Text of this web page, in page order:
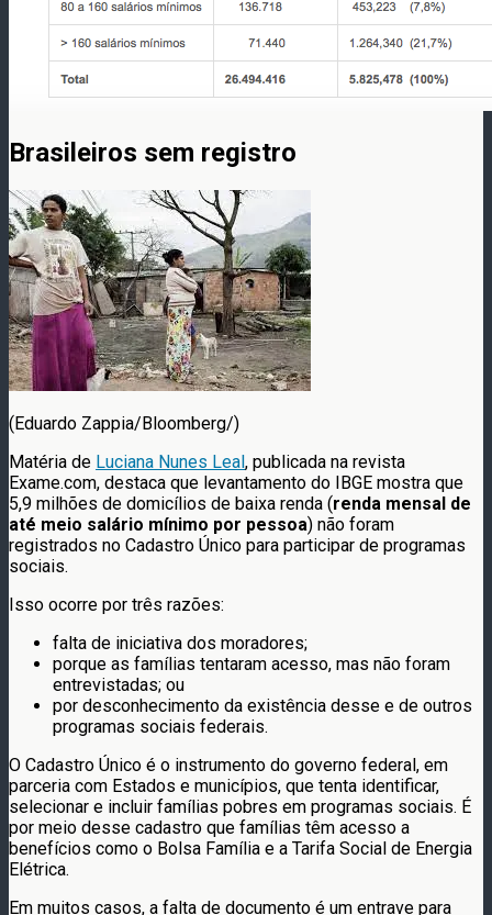
Brasileiros sem registro
(Eduardo Zappia/Bloomberg/)
Matéria de Luciana Nunes Leal , publicada na revista
Exame.com, destaca que levantamento do IBGE mostra que
5,9 milhões de domicílios de baixa renda (renda mensal de
até meio salário mínimo por pessoa) não foram
registrados no Cadastro Único para participar de programas
sociais.
Isso ocorre por três razões:
falta de iniciativa dos moradores;
porque as famílias tentaram acesso, mas não foram
entrevistadas; ou
por desconhecimento da existência desse e de outros
programas sociais federais.
O Cadastro Único é o instrumento do governo federal, em
parceria com Estados e municípios, que tenta identificar,
selecionar e incluir famílias pobres em programas sociais. É
por meio desse cadastro que famílias têm acesso a
benefícios como o Bolsa Família e a Tarifa Social de Energia
Elétrica.
Em muitos casos, a falta de documento é um entrave para